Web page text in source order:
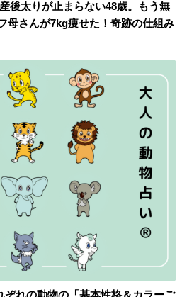
後太りが止まらない48歳。もう無
母さんが7kg痩せた！奇跡の仕組み